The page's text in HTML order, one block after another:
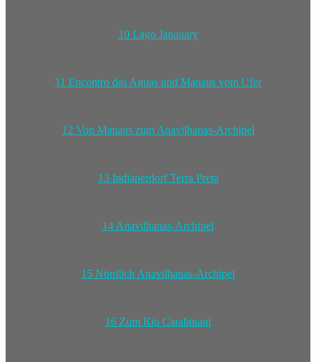
10 Lago Janauary
11 Encontro das Aguas und Manaus vom Ufer
12 Von Manaus zum Anavilhanas-Archipel
13 Indianerdorf Terra Preta
14 Anavilhanas-Archipel
15 Nördlich Anavilhanas-Archipel
16 Zum Rio Carabinani